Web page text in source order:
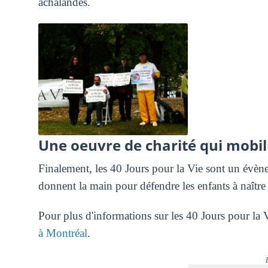
Une oeuvre de charité qui
Finalement, les 40 Jours pour la Vie sont un
donnent la main pour défendre les enfants à naître
Pour plus d'informations sur les 40 Jours pour la
à Montréal.